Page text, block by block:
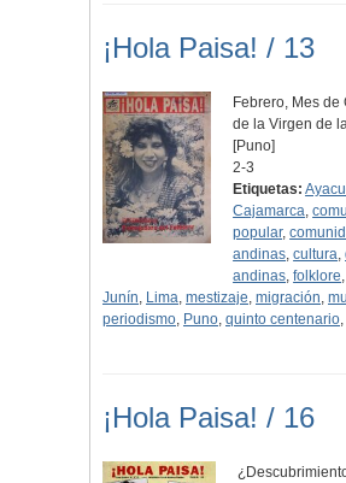
¡Hola Paisa! / 13
Febrero, Mes de
de la Virgen de
[Puno]
2-3
Etiquetas:
Cajamarca,
popular,
andinas,cultura,
andinas,folklore
Junín, Lima, mestizaje, migración,
periodismo, Puno, quinto centenario,
¡Hola Paisa! / 16